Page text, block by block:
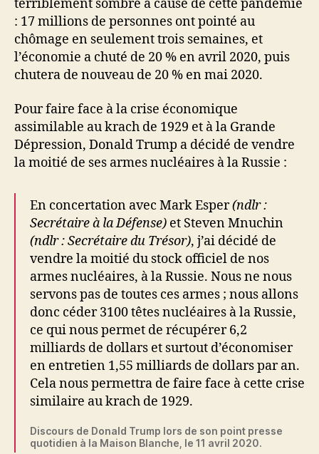
terriblement sombré à cause de cette pandémie
: 17 millions de personnes ont pointé au
chômage en seulement trois semaines, et
l’économie a chuté de 20 % en avril 2020, puis
chutera de nouveau de 20 % en mai 2020.
Pour faire face à la crise économique
assimilable au krach de 1929 et à la Grande
Dépression, Donald Trump a décidé de vendre
la moitié de ses armes nucléaires à la Russie :
En concertation avec Mark Esper(ndlr :
Secrétaire à la Défense) et Steven Mnuchin
(ndlr : Secrétaire du Trésor), j’ai décidé de
vendre la moitié du stock officiel de nos
armes nucléaires, à la Russie. Nous ne nous
servons pas de toutes ces armes ; nous allons
donc céder 3100 têtes nucléaires à la Russie,
ce qui nous permet de récupérer 6,2
milliards de dollars et surtout d’économiser
en entretien 1,55 milliards de dollars par an.
Cela nous permettra de faire face à cette crise
similaire au krach de 1929.
Discours de Donald Trump lors de son point presse
quotidien à la Maison Blanche, le 11 avril 2020.